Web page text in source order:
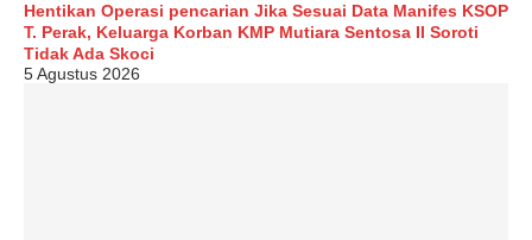
Hentikan Operasi pencarian Jika Sesuai Data Manifes KSOP
T. Perak, Keluarga Korban KMP Mutiara Sentosa II Soroti
Tidak Ada Skoci
5 Agustus 2026